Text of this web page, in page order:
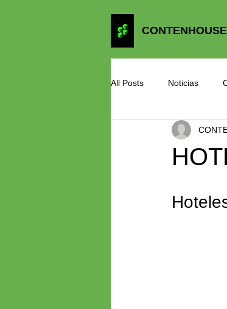
CONTENHOUSE
All Posts Noticias